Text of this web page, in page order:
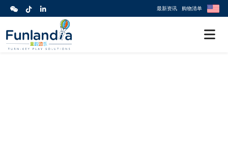
最新资讯 购物清单